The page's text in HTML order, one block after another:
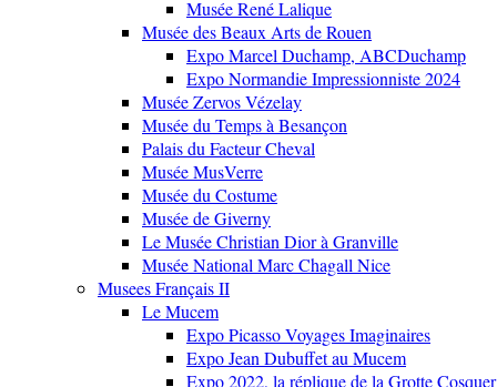
Musée René Lalique
Musée des Beaux Arts de Rouen
Expo Marcel Duchamp, ABCDuchamp
Expo Normandie Impressionniste 2024
Musée Zervos Vézelay
Musée du Temps à Besançon
Palais du Facteur Cheval
Musée MusVerre
Musée du Costume
Musée de Giverny
Le Musée Christian Dior à Granville
Musée National Marc Chagall Nice
Musees Français II
Le Mucem
Expo Picasso Voyages Imaginaires
Expo Jean Dubuffet au Mucem
Expo 2022, la réplique de la Grotte